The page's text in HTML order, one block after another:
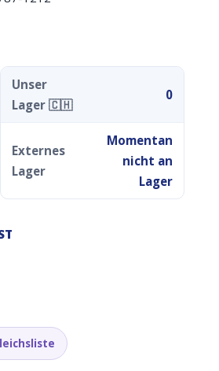
Unser
Lager 🇨🇭
0
Externes
Lager
Momentan
nicht an
Lager